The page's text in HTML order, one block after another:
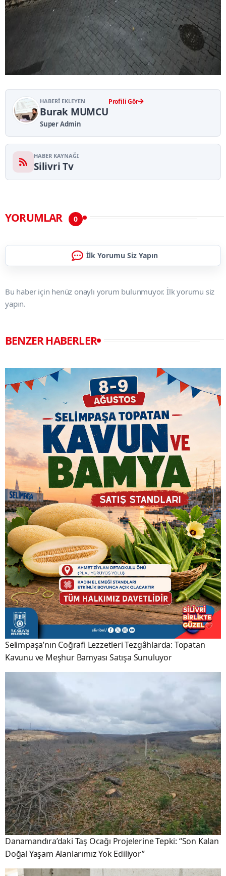
HABERI EKLEYEN
Burak MUMCU
Super Admin
Profili Gör
HABER KAYNAĞI
Silivri Tv
YORUMLAR 0
İlk Yorumu Siz Yapın
Bu haber için henüz onaylı yorum bulunmuyor. İlk yorumu siz
yapın.
BENZER HABERLER
Selimpaşa’nın Coğrafi Lezzetleri Tezgâhlarda: Topatan
Kavunu ve Meşhur Bamyası Satışa Sunuluyor
Danamandıra’daki Taş Ocağı Projelerine Tepki: “Son Kalan
Doğal Yaşam Alanlarımız Yok Ediliyor”